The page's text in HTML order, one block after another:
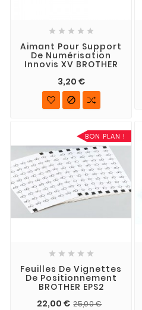
    
Aimant Pour Support
De Numérisation
Innovis XV BROTHER
3,20 €

BON PLAN !
    
Feuilles De Vignettes
De Positionnement
BROTHER EPS2
22,00 € 25,00 €